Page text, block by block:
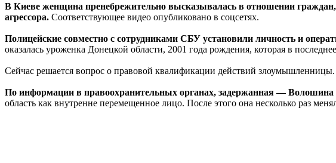
В Киеве женщина пренебрежительно высказывалась в отношении
агрессора. Соответствующее видео опубликовано в соцсетях.
Полицейские совместно с сотрудниками СБУ установили личность и
оказалась уроженка Донецкой области, 2001 года рождения, которая в
Сейчас решается вопрос о правовой квалификации действий злоумышленницы.
По информации в правоохранительных органах, задержанная —
область как внутренне перемещенное лицо. После этого она несколько раз